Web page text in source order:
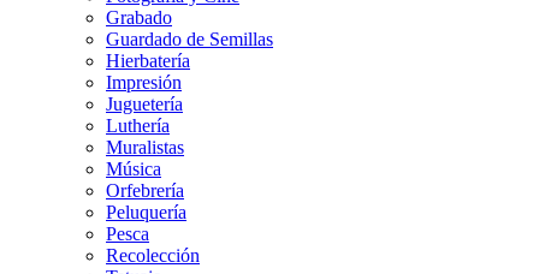
Grabado
Guardado de Semillas
Hierbatería
Impresión
Juguetería
Luthería
Muralistas
Música
Orfebrería
Peluquería
Pesca
Recolección